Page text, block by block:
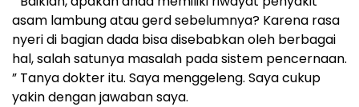
asam lambung atau gerd sebelumnya? Karena rasa
nyeri di bagian dada bisa disebabkan oleh berbagai
hal, salah satunya masalah pada sistem pencernaan.
” Tanya dokter itu. Saya menggeleng. Saya cukup
yakin dengan jawaban saya.